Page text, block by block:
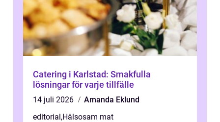
Catering i Karlstad: Smakfulla
lösningar för varje tillfälle
14 juli 2026
Amanda Eklund
editorial,Hälsosam mat